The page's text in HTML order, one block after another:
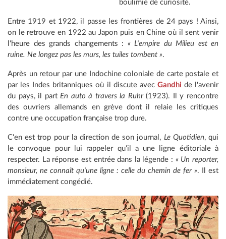
boulimie de curiosité.
Entre 1919 et 1922, il passe les frontières de 24 pays ! Ainsi,
on le retrouve en 1922 au Japon puis en Chine où il sent venir
l'heure des grands changements : « L'empire du Milieu est en
ruine. Ne longez pas les murs, les tuiles tombent ».
Après un retour par une Indochine coloniale de carte postale et
par les Indes britanniques où il discute avec Gandhi de l'avenir
du pays, il partEn auto à travers la Ruhr(1923). Il y rencontre
des ouvriers allemands en grève dont il relaie les critiques
contre une occupation française trop dure.
C'en est trop pour la direction de son journal, Le Quotidien, qui
le convoque pour lui rappeler qu'il a une ligne éditoriale à
respecter. La réponse est entrée dans la légende : « Un reporter,
monsieur, ne connaît qu'une ligne : celle du chemin de fer ». Il est
immédiatement congédié.